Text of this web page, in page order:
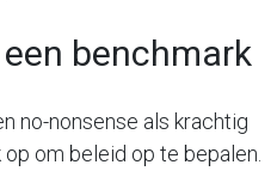
benchmark
no-nonsense als krachtig
op om beleid op te bepalen.